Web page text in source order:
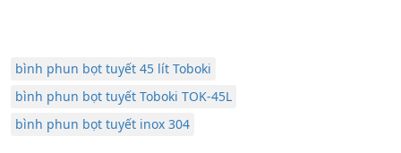
bình phun bọt tuyết 45 lít Toboki
bình phun bọt tuyết Toboki TOK-45L
bình phun bọt tuyết inox 304